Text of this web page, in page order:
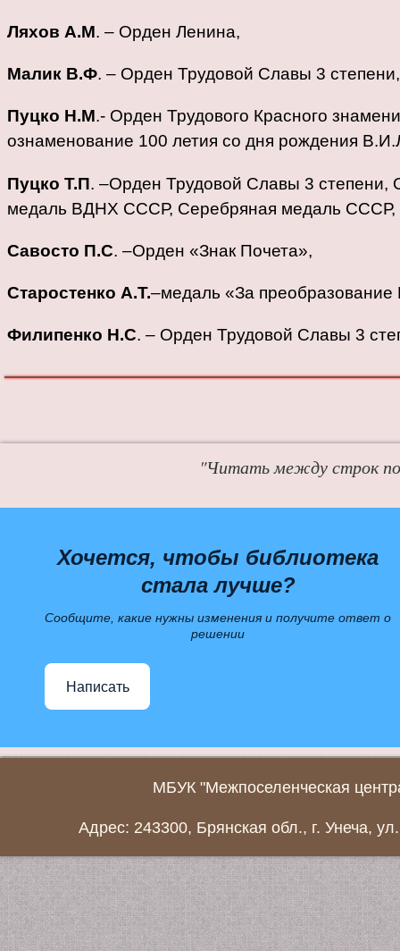
Ляхов А.М. – Орден Ленина,
Малик В.Ф. – Орден Трудовой Славы 3 степени,
Пуцко Н.М.- Орден Трудового Красного
ознаменование 100 летия со дня рождения
Пуцко Т.П. –Орден Трудовой Славы 3 степени,
медаль ВДНХ СССР, Серебряная медаль СССР,
Савосто П.С. –Орден «Знак Почета»,
Старостенко А.Т.–медаль «За
Филипенко Н.С. – Орден Трудовой Славы 3
"Читать между строк
Хочется, чтобы библиотека
стала лучше?
Сообщите, какие нужны изменения и получите ответ о
решении
Написать
МБУК "Межпоселенческая
Адрес: 243300, Брянская обл., г. Унеча,